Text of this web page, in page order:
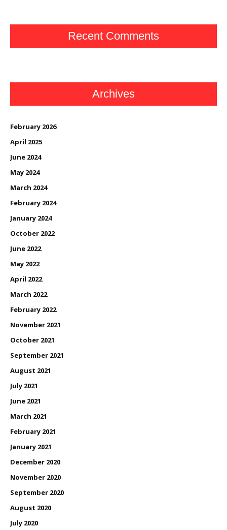
Recent Comments
Archives
February 2026
April 2025
June 2024
May 2024
March 2024
February 2024
January 2024
October 2022
June 2022
May 2022
April 2022
March 2022
February 2022
November 2021
October 2021
September 2021
August 2021
July 2021
June 2021
March 2021
February 2021
January 2021
December 2020
November 2020
September 2020
August 2020
July 2020